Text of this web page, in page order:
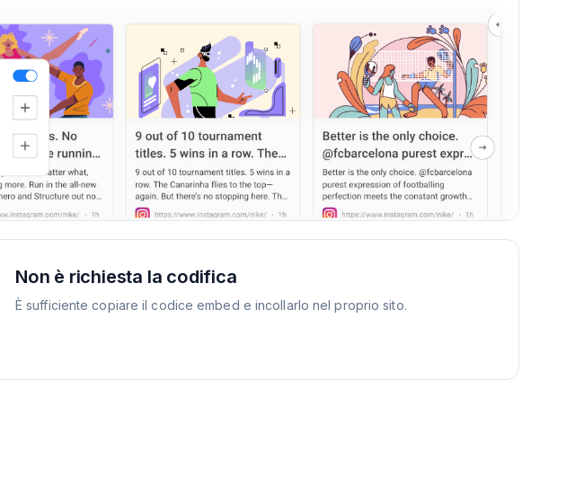
Non è richiesta la codifica
È sufficiente copiare il codice embed e incollarlo nel proprio sito.